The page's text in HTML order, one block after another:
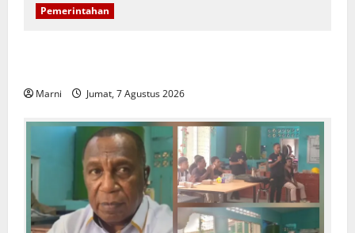
Pemerintahan
Marni Jumat, 7 Agustus 2026